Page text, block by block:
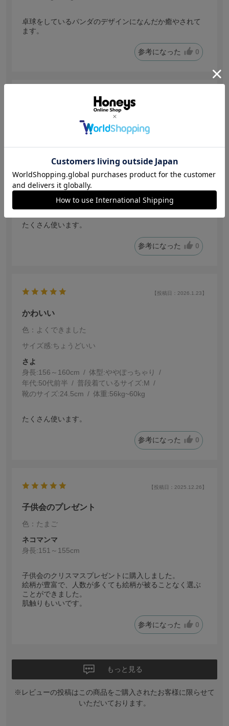
卓球をしているパンダのデザインになんだか癒やされて
ます。
参考になった 0
かわいいですね。
身長:156～160cm 体型:ぽっちゃり
年代:50代前半 普段着ているサイズ:M
靴のサイズ:24.5cm 体重:56kg~60kg
たくさん使います。
参考になった 0
【投稿日：2026.1.23】
かわいい
色：よくできました
サイズ感:ちょうどいい
さよ
身長:156～160cm 体型:ぽっちゃり
年代:50代前半 普段着ているサイズ:M
靴のサイズ:24.5cm 体重:56kg~60kg
たくさん使います。
参考になった 0
【投稿日：2025.12.26】
子供会のプレゼント
色：たまご
ネコマンマ
身長:151～155cm
子供会のクリスマスプレゼントに購入しました。
絵柄が豊富で、人数が多くても絵柄が被ることなく選ぶ
ことができました。
肌触りもいいです。
参考になった 0
もっと見る
※レビューの投稿はこの商品をご購入されたお客様に限らせて
いただいております。